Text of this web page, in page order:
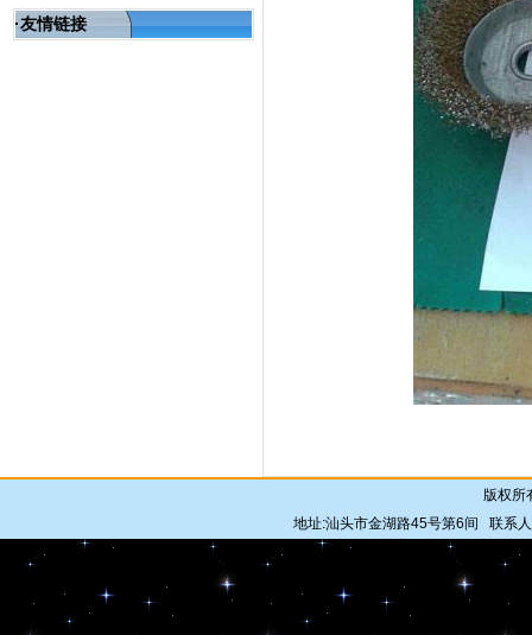
·友情链接
版权
地址:汕头市金湖路45号第6间 联系